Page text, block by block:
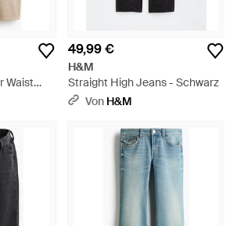
Waist
49,99 €
H&M
Straight High Jeans - Schwarz
Von H&M